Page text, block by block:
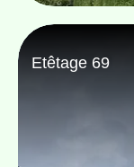
Etêtage 69